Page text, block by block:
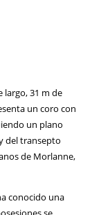
largo, 31 m de
un coro con
un plano
del transepto
de Morlanne,
conocido una